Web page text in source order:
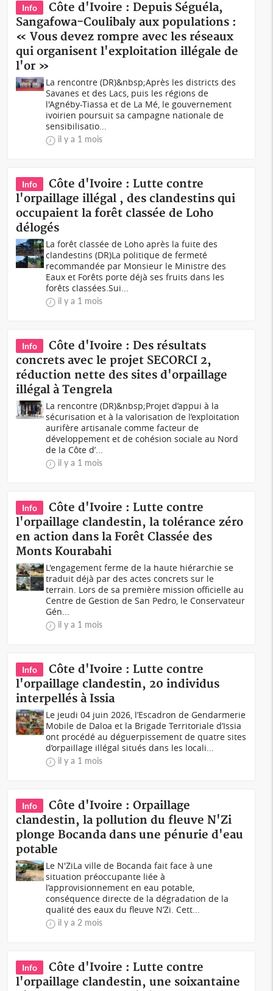
Info
Côte d'Ivoire : Depuis Séguéla,
Sangafowa-Coulibaly aux populations :
« Vous devez rompre avec les réseaux
qui organisent l'exploitation illégale de
l'or »
La rencontre (DR)&nbsp;Après les districts des
Savanes et des Lacs, puis les régions de
l'Agnéby-Tiassa et de La Mé, le gouvernement
ivoirien poursuit sa campagne nationale de
sensibilisatio...
il y a 1 mois
Info
Côte d'Ivoire : Lutte contre
l'orpaillage illégal , des clandestins qui
occupaient la forêt classée de Loho
délogés
La forêt classée de Loho après la fuite des
clandestins (DR)La politique de fermeté
recommandée par Monsieur le Ministre des
Eaux et Forêts porte déjà ses fruits dans les
forêts classées.Sui...
il y a 1 mois
Info
Côte d'Ivoire : Des résultats
concrets avec le projet SECORCI 2,
réduction nette des sites d'orpaillage
illégal à Tengrela
La rencontre (DR)&nbsp;Projet d’appui à la
sécurisation et à la valorisation de l’exploitation
aurifère artisanale comme facteur de
développement et de cohésion sociale au Nord
de la Côte d’...
il y a 1 mois
Info
Côte d'Ivoire : Lutte contre
l'orpaillage clandestin, la tolérance zéro
en action dans la Forêt Classée des
Monts Kourabahi
L'engagement ferme de la haute hiérarchie se
traduit déjà par des actes concrets sur le
terrain. Lors de sa première mission officielle au
Centre de Gestion de San Pedro, le Conservateur
Gén...
il y a 1 mois
Info
Côte d'Ivoire : Lutte contre
l'orpaillage clandestin, 20 individus
interpellés à Issia
Le jeudi 04 juin 2026, l’Escadron de Gendarmerie
Mobile de Daloa et la Brigade Territoriale d’Issia
ont procédé au déguerpissement de quatre sites
d’orpaillage illégal situés dans les locali...
il y a 1 mois
Info
Côte d'Ivoire : Orpaillage
clandestin, la pollution du fleuve N'Zi
plonge Bocanda dans une pénurie d'eau
potable
Le N'ZiLa ville de Bocanda fait face à une
situation préoccupante liée à
l’approvisionnement en eau potable,
conséquence directe de la dégradation de la
qualité des eaux du fleuve N’Zi. Cett...
il y a 2 mois
Info
Côte d'Ivoire : Lutte contre
l'orpaillage clandestin, une soixantaine